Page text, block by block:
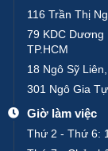
116 Trần Thị
79 KDC Dương
TP.HCM
18 Ngô Sỹ
301 Ngô Gia
Giờ làm việc
Thứ 2 - Thứ 6: